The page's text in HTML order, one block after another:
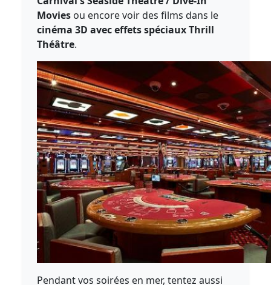
Movies ou encore voir des films dans le
cinéma 3D avec effets spéciaux Thrill
Théâtre.
Pendant vos soirées en mer, tentez aussi